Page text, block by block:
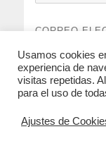
CORREO
WEB
Usamos cookies
experiencia de
visitas repetidas.
para el uso de
Ajustes de